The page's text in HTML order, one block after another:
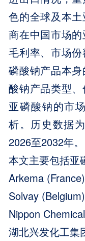
色的全球及本
商在中国市场的
毛利率、市场
磷酸钠产品本
酸钠产品类型
亚磷酸钠的市
析。历史数据
2026至2032年。
本文主要包括亚
Arkema (France)
Solvay (Belgium)
Nippon
湖北兴发化工集